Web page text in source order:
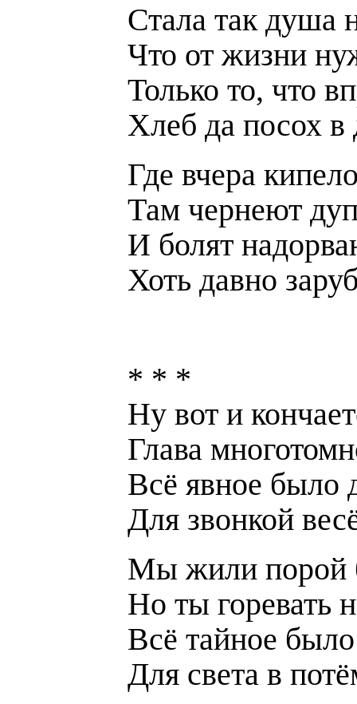
Стала так душа
Что от жизни
Только то, что
Хлеб да посох
Где вчера
Там чернеют
И болят
Хоть давно
* * *
Ну вот и
Глава
Всё явное было
Для звонкой
Мы жили порой
Но ты горевать
Всё тайное
Для света в